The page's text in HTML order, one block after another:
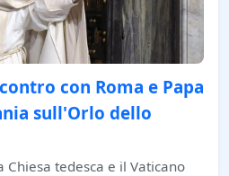
con Roma e Papa
sull'Orlo dello
Chiesa tedesca e il Vaticano